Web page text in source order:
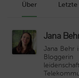
Über
Jana
Jana Behr